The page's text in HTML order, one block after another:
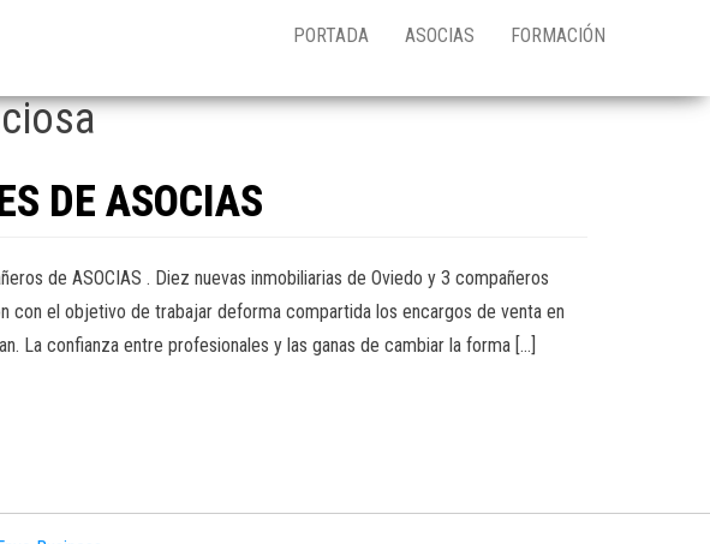
PORTADA ASOCIAS FORMACIÓN
DE ASOCIAS
de ASOCIAS . Diez nuevas inmobiliarias de Oviedo y 3 compañeros
con el objetivo de trabajar deforma compartida los encargos de venta en
La confianza entre profesionales y las ganas de cambiar la forma […]